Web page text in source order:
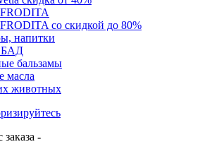
со скидкой до 80%
напитки
БАД
бальзамы
масла
животных
-